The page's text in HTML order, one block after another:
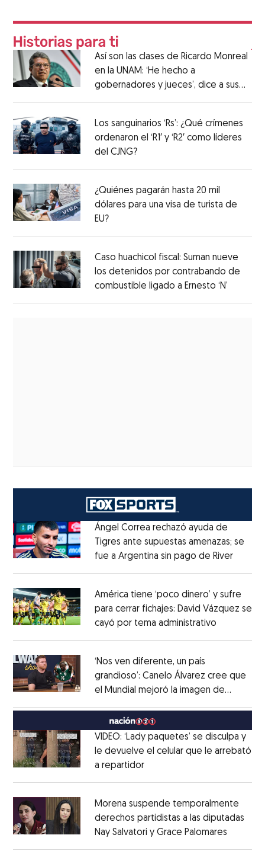
Así son las clases de Ricardo Monreal
en la UNAM: ‘He hecho a
gobernadores y jueces’, dice a sus
Los sanguinarios ‘Rs’: ¿Qué crímenes
ordenaron el ‘R1′ y ‘R2′ como líderes
del CJNG?
¿Quiénes pagarán hasta 20 mil
dólares para una visa de turista de
EU?
Caso huachicol fiscal: Suman nueve
los detenidos por contrabando de
combustible ligado a Ernesto ‘N’
Ángel Correa rechazó ayuda de
Tigres ante supuestas amenazas; se
fue a Argentina sin pago de RiverOpens
América tiene ‘poco dinero’ y sufre
para cerrar fichajes: David Vázquez se
cayó por tema administrativo
‘Nos ven diferente, un país
grandioso’: Canelo Álvarez cree que
el Mundial mejoró la imagen de
VIDEO: ‘Lady paquetes’ se disculpa y
le devuelve el celular que le arrebató
a repartidorOpens in new window
Morena suspende temporalmente
derechos partidistas a las diputadas
Nay Salvatori y Grace Palomares